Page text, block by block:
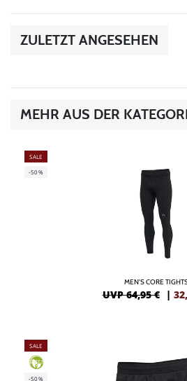
ZULETZT ANGESEHEN
MEHR AUS DER
SALE
-50%
MEN'S CORE
UVP 64,95 € |
SALE
GREEN
-50%